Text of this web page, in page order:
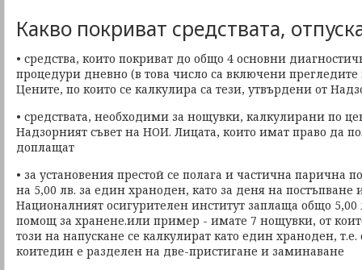
Какво покриват средствата,
• средства, които покриват до общо 4 основни
процедури дневно (в това число са включени прегледите
Цените, по които се калкулира са тези, утвърдени от
• средствата, необходими за нощувки, калкулирани по
Надзорният съвет на НОИ. Лицата, които имат право да
доплащат
• за установения престой се полага и частична парична
на 5,00 лв. за един храноден, като за деня на постъпване
Националният осигурителен институт заплаща общо
помощ за хранене.или пример - имате 7 нощувки, от
този на напускане се калкулират като един храноден,
коитедин е разделен на две-пристигане и заминаване